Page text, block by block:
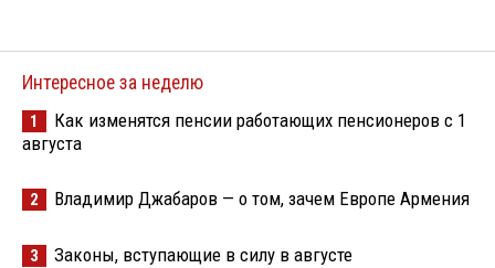
Интересное за неделю
1
Как изменятся пенсии работающих пенсионеров с 1
августа
2 Владимир Джабаров — о том, зачем Европе Армения
3 Законы, вступающие в силу в августе